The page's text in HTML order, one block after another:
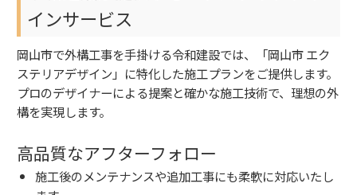
インサービス
岡山市で外構工事を手掛ける令和建設では、「岡山市 エク
ステリアデザイン」に特化した施工プランをご提供します。
プロのデザイナーによる提案と確かな施工技術で、理想の外
構を実現します。
高品質なアフターフォロー
施工後のメンテナンスや追加工事にも柔軟に対応いたし